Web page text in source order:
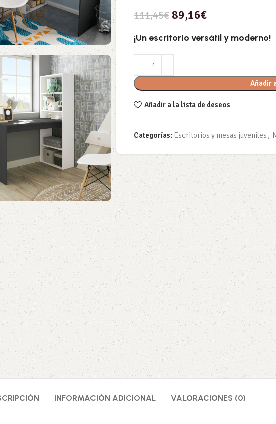
111,45€ 89,16€
¡Un escritorio versátil y moderno!
Añadir
Añadir a la lista de deseos
Categorías: Escritorios y mesas juveniles ,
INFORMACIÓN ADICIONAL VALORACIONES (0)